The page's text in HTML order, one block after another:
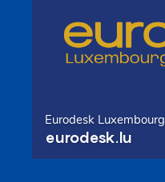
Eurodesk Luxembourg
eurodesk.lu